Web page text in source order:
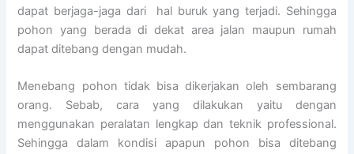
dapat berjaga-jaga dari hal buruk yang terjadi. Sehingga
pohon yang berada di dekat area jalan maupun rumah
dapat ditebang dengan mudah.
Menebang pohon tidak bisa dikerjakan oleh sembarang
orang. Sebab, cara yang dilakukan yaitu dengan
menggunakan peralatan lengkap dan teknik professional.
Sehingga dalam kondisi apapun pohon bisa ditebang